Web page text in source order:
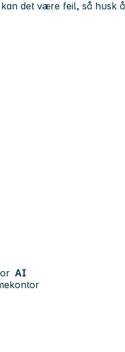
AI
det være feil, så husk